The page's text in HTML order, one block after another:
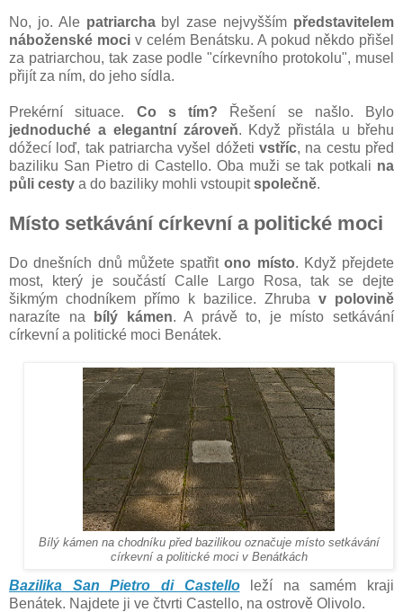
No, jo. Ale patriarchabyl zase nejvyšším představitelem
náboženské moci v celém Benátsku. A pokud někdo přišel
za patriarchou, tak zase podle "církevního protokolu", musel
přijít za ním, do jeho sídla.
Prekérní situace. Co s tím? Řešení se našlo. Bylo
jednoduché a elegantní zároveň. Když přistála u břehu
dóžecí loď, tak patriarcha vyšel dóžeti vstříc, na cestu před
baziliku San Pietro di Castello. Oba muži se tak potkali na
půli cesty a do baziliky mohli vstoupitspolečně.
Místo setkávání církevní a politické moci
Do dnešních dnů můžete spatřitono místo. Když přejdete
most, který je součástí Calle Largo Rosa, tak se dejte
šikmým chodníkem přímo k bazilice. Zhruba v polovině
narazíte na
bílý kámen. A právě to, je místo setkávání
církevní a politické moci Benátek.
Bílý kámen na chodníku před bazilikou označuje místo setkávání
církevní a politické moci v Benátkách
Bazilika San Pietro di Castelloleží na samém kraji
Benátek. Najdete ji ve čtvrti Castello, na ostrově Olivolo.